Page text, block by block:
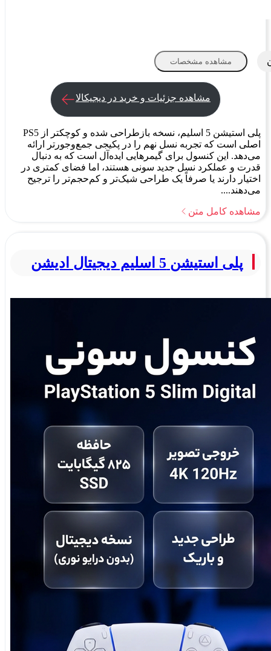
مشاهده مشخصات
مشاهده جزئیات و خرید در دیجیکالا
پلی استیشن 5 اسلیم، نسخه بازطراحی شده و کوچکتر از PS5
اصلی است که تجربه نسل نهم را در پکیجی جمع‌وجورتر ارائه
می‌دهد. این کنسول برای گیمرهایی ایده‌آل است که به دنبال
قدرت و عملکرد نسل جدید سونی هستند، اما فضای کمتری در
اختیار دارند یا صرفاً یک طراحی شیک‌تر و کم‌حجم‌تر را ترجیح
می‌دهند....
مشاهده کامل متن
پلی استیشن 5 اسلیم دیجیتال ادیشن